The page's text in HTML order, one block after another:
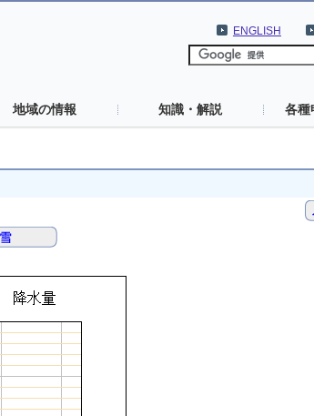
ENGLISH
地域の情報 知識・解説 各種